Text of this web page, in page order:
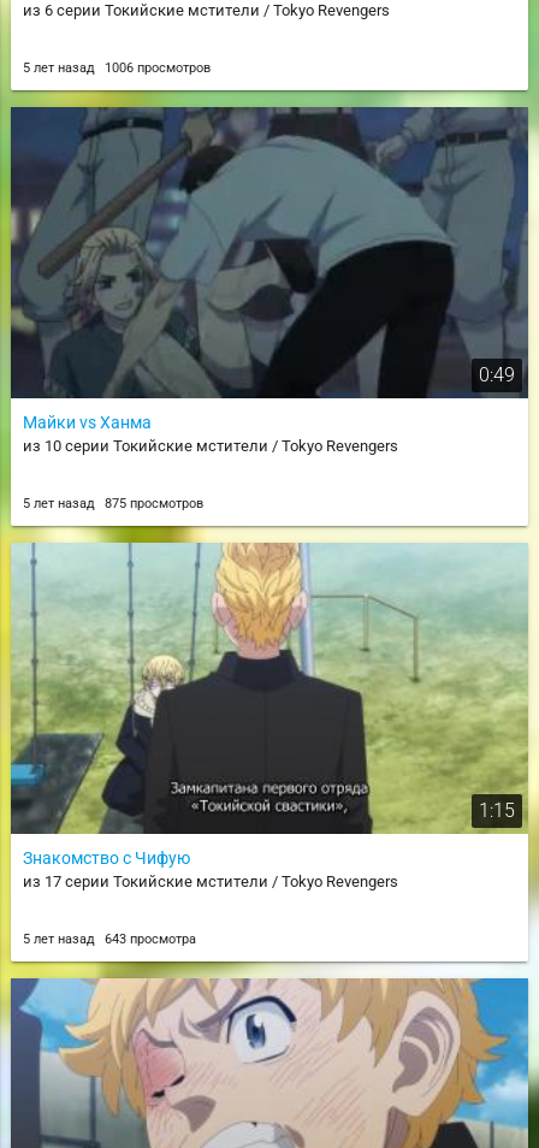
из 6 серии Токийские мстители / Tokyo Revengers
5 лет назад 1006 просмотров
0:49
Майки vs Ханма
из 10 серии Токийские мстители / Tokyo Revengers
5 лет назад 875 просмотров
1:15
Знакомство с Чифую
из 17 серии Токийские мстители / Tokyo Revengers
5 лет назад 643 просмотра